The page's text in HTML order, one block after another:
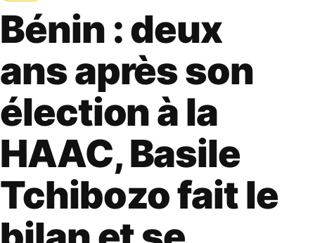
Bénin : deux
ans après son
élection à la
HAAC, Basile
Tchibozo fait le